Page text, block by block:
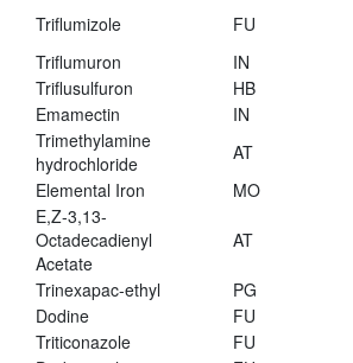
Triflumizole
FU
Triflumuron
IN
Triflusulfuron
HB
Emamectin
IN
Trimethylamine
hydrochloride
AT
Elemental Iron
MO
E,Z-3,13-
Octadecadienyl
Acetate
AT
Trinexapac-ethyl PG
Dodine
FU
Triticonazole
FU